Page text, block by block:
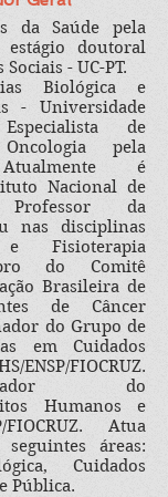
da Saúde pela
estágio doutoral
- UC-PT.
Biológica e
- Universidade
de
pela
Atualmente é
Nacional de
da
nas disciplinas
Fisioterapia
do Comitê
Brasileira de
de Câncer
do Grupo de
em Cuidados
FIOCRUZ.
do
Humanos e
FIOCRUZ. Atua
áreas:
Cuidados
Pública.